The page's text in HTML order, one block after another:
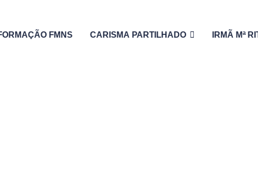
FMNS CARISMA PARTILHADO IRMÃ Mª